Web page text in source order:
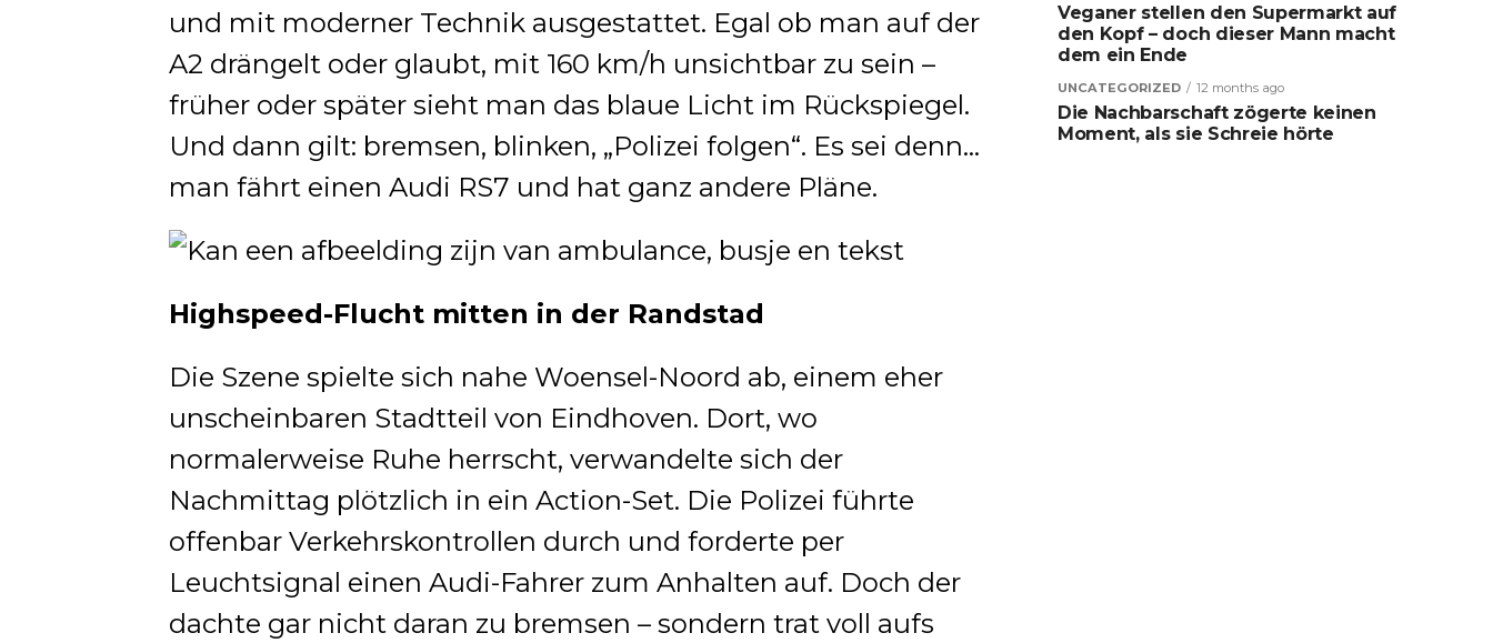
und mit moderner Technik ausgestattet. Egal ob man auf der
A2 drängelt oder glaubt, mit 160 km/h unsichtbar zu sein –
früher oder später sieht man das blaue Licht im Rückspiegel.
Und dann gilt: bremsen, blinken, „Polizei folgen“. Es sei denn…
man fährt einen Audi RS7 und hat ganz andere Pläne.
Highspeed-Flucht mitten in der Randstad
Die Szene spielte sich nahe Woensel-Noord ab, einem eher
unscheinbaren Stadtteil von Eindhoven. Dort, wo
normalerweise Ruhe herrscht, verwandelte sich der
Nachmittag plötzlich in ein Action-Set. Die Polizei führte
offenbar Verkehrskontrollen durch und forderte per
Leuchtsignal einen Audi-Fahrer zum Anhalten auf. Doch der
dachte gar nicht daran zu bremsen – sondern trat voll aufs
Veganer stellen den Supermarkt auf
den Kopf – doch dieser Mann macht
dem ein Ende
UNCATEGORIZED 12 months ago
Die Nachbarschaft zögerte keinen
Moment, als sie Schreie hörte